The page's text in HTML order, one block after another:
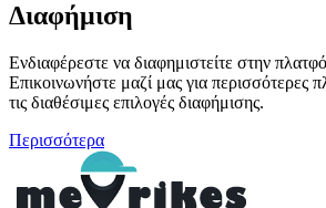
Διαφήμιση
Ενδιαφέρεστε να διαφημιστείτε στην
Επικοινωνήστε μαζί μας για περισσότερες
τις διαθέσιμες επιλογές διαφήμισης.
Περισσότερα